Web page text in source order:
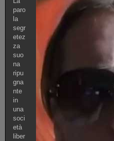
paro
la
segr
etez
za
suo
na
ripu
gna
nte
in
una
soci
età
liber